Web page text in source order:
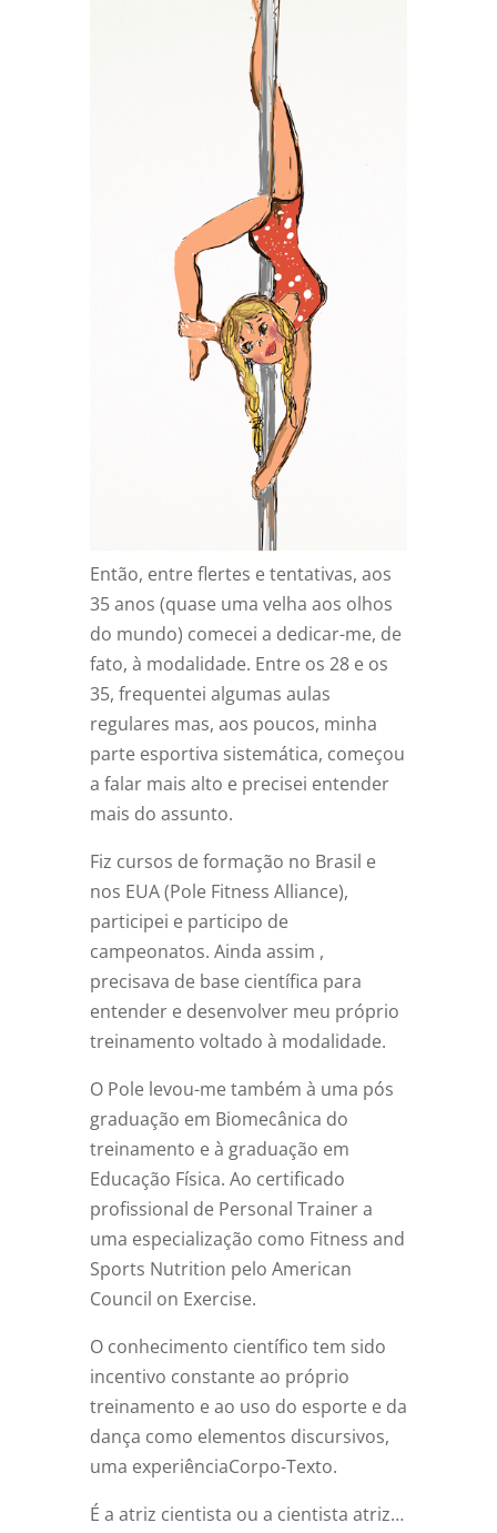
Então, entre flertes e tentativas, aos
35 anos (quase uma velha aos olhos
do mundo) comecei a dedicar-me, de
fato, à modalidade. Entre os 28 e os
35, frequentei algumas aulas
regulares mas, aos poucos, minha
parte esportiva sistemática, começou
a falar mais alto e precisei entender
mais do assunto.
Fiz cursos de formação no Brasil e
nos EUA (Pole Fitness Alliance),
participei e participo de
campeonatos. Ainda assim ,
precisava de base científica para
entender e desenvolver meu próprio
treinamento voltado à modalidade.
O Pole levou-me também à uma pós
graduação em Biomecânica do
treinamento e à graduação em
Educação Física. Ao certificado
profissional de Personal Trainer a
uma especialização como Fitness and
Sports Nutrition pelo American
Council on Exercise.
O conhecimento científico tem sido
incentivo constante ao próprio
treinamento e ao uso do esporte e da
dança como elementos discursivos,
uma experiênciaCorpo-Texto.
É a atriz cientista ou a cientista atriz…